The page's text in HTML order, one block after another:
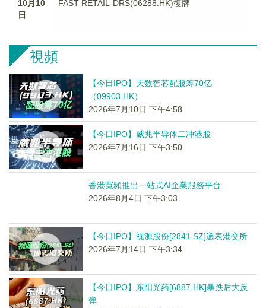
10月10
日
FAST RETAIL-DRS(06288.HK)復牌
視頻
【今日IPO】天数智芯配股筹70亿
（09903.HK）
2026年7月10日 下午4:58
【今日IPO】威兆半导体二冲港股
2026年7月16日 下午3:50
香港寬頻推出一站式AI企業服務平台
2026年8月4日 下午3:03
【今日IPO】视源股份[2841.SZ]递表港交所
2026年7月14日 下午3:34
【今日IPO】东阳光药[6887.HK]暴跌后大反
弹